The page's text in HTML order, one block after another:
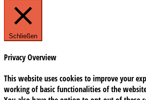
Schließen
Privacy Overview
This website uses cookies to improve your
working of basic functionalities of the